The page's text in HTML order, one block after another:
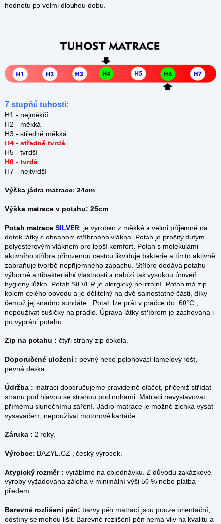
hodnotu po velmi dlouhou dobu.
7 stupňů tuhostí:
H1 - nejměkčí
H2 - měkká
H3 - středně měkká
H4 - středně tvrdá
H5 - tvrdší
H6 - tvrdá
H7 - nejtvrdší
Výška jádra matrace: 24cm
Výška matrace v potahu: 25cm
Potah matrace SILVER je vyroben z měkké a velmi příjemné na
dotek látky s obsahem stříbrného vlákna. Potah je prošitý dutým
polyesterovým vláknem pro lepší komfort. Potah s molekulami
aktivního stříbra přirozenou cestou likviduje bakterie a tímto aktivně
zabraňuje tvorbě nepříjemného zápachu. Stříbro dodává potahu
výborné antibakteriální vlastnosti a nabízí tak vysokou úroveň
hygieny lůžka. Potah SILVER je alergický neutrální. Potah má zip
kolem celého obvodu a je dělitelný na dvě samostatné části, díky
čemuž jej snadno sundáte. Potah lze prát v pračce do 60°C.,
nepoužívat sušičky na prádlo. Úprava látky stříbrem je zachována i
po vyprání potahu.
Zip na potahu : čtyři strany zip dokola.
Doporučené uložení : pevný nebo polohovací lamelový rošt,
pevná deska.
Údržba : matraci doporučujeme pravidelně otáčet, přičemž střídat
stranu pod hlavou se stranou pod nohami. Matraci nevystavovat
přímému slunečnímu záření. Jádro matrace je možné zlehka vysát
vysavačem, nepoužívat motorové kartáče.
Záruka : 2 roky.
Výrobce: BAZYL.CZ , český výrobek.
Atypický rozměr : vyrábíme na objednávku. Z důvodu zakázkové
výroby vyžadována záloha v minimální výši 50 % nebo platba
předem.
Barevné rozlišení pěn: barvy pěn matrací jsou pouze orientační,
odstíny se mohou lišit. Barevné rozlišení pěn nemá vliv na kvalitu a